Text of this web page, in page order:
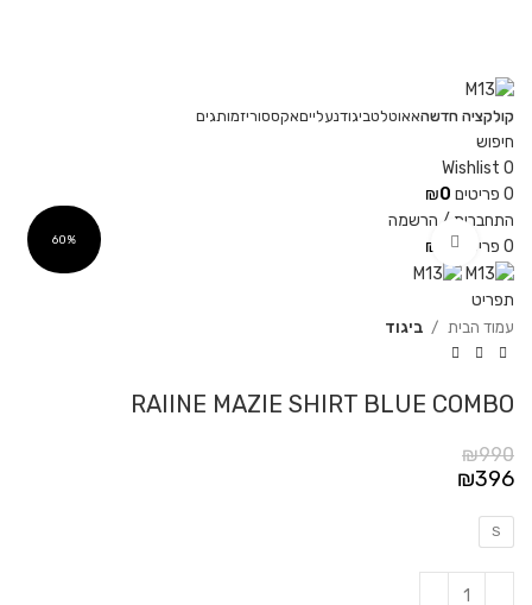
קולקציה חדשהאאוטלטביגודנעלייםאקססוריזמותגים
חיפוש
0
Wishlist
0 פריטים ₪0
התחברות / הרשמה
0 פריטים ₪
תפריט
60% Click to enlarge
עמוד הבית ביגוד
RAIINE MAZIE SHIRT BLUE COMBO
₪990
₪396
S